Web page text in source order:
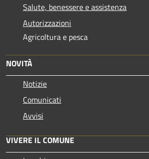
Salute, benessere e assistenza
Autorizzazioni
Agricoltura e pesca
NOVITÀ
Notizie
Comunicati
Avvisi
VIVERE IL COMUNE